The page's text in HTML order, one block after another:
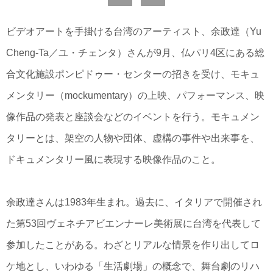
ビデオアートを手掛ける台湾のアーティスト、余政達（Yu
Cheng-Ta／ユ・チェンタ）さんが9月、仏パリ4区にある総
合文化施設ポンピドゥー・センターの招きを受け、モキュ
メンタリー（mockumentary）の上映、パフォーマンス、映
像作品の発表と座談会などのイベントを行う。モキュメン
タリーとは、架空の人物や団体、虚構の事件や出来事を、
ドキュメンタリー風に表現する映像作品のこと。
余政達さんは1983年生まれ。過去に、イタリアで開催され
た第53回ヴェネチアビエンナーレ美術展に台湾を代表して
参加したことがある。わざとリアルな情景を作り出してロ
ケ地とし、いわゆる「生活劇場」の概念で、舞台劇のリハ